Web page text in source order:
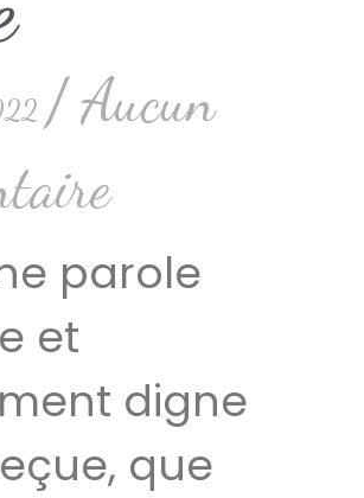
Aucun
parole
et
digne
que